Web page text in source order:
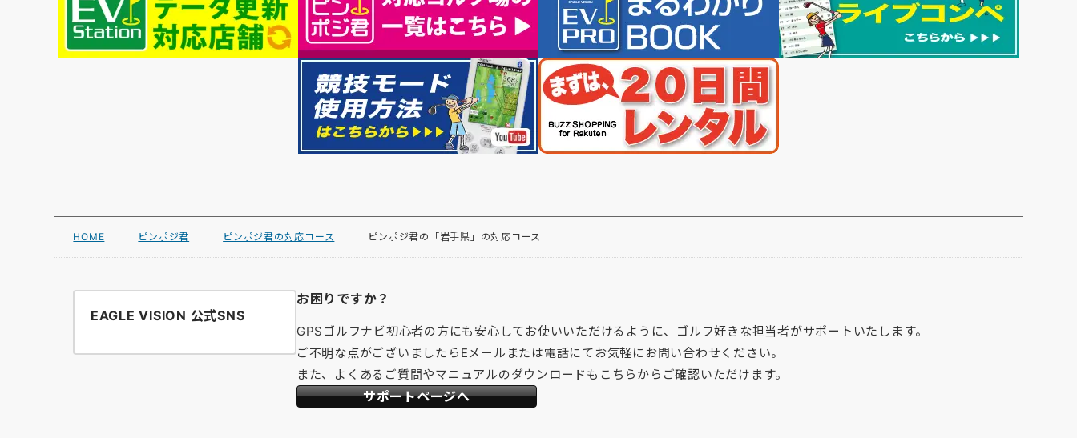
HOME ピンポジ君 ピンポジ君の対応コース ピンポジ君の「岩手県」の対応コース
EAGLE VISION 公式SNS
お困りですか？
GPSゴルフナビ初心者の方にも安心してお使いいただけるように、ゴルフ好きな担当者がサポートいたします。
ご不明な点がございましたらEメールまたは電話にてお気軽にお問い合わせください。
また、よくあるご質問やマニュアルのダウンロードもこちらからご確認いただけます。
サポートページへ